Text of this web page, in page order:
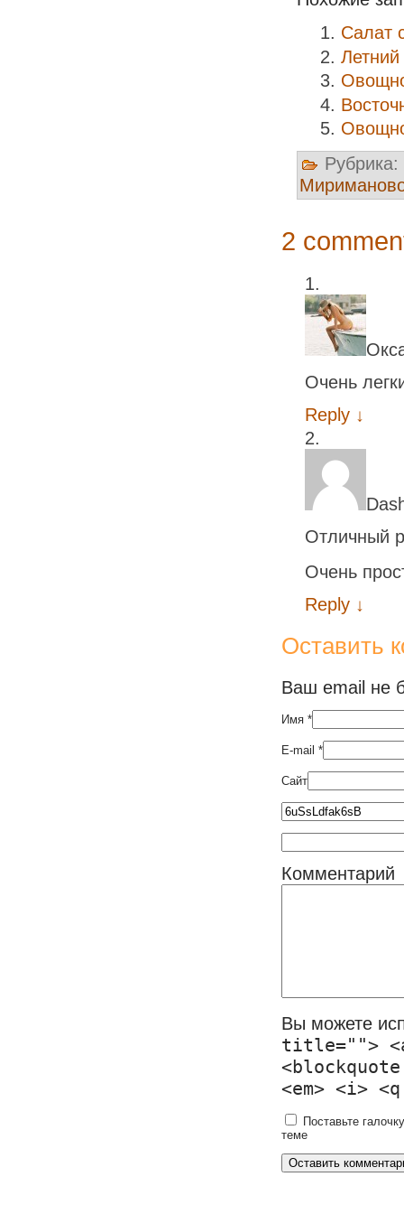
Салат
Рубрика:
2
Очень
Reply ↓
Отличный
Очень
Reply ↓
Оставить
Ваш email не
Имя *
E-mail *
Сайт
Комментарий
Вы можете
title="">
<em> <i>
Поставьте
теме